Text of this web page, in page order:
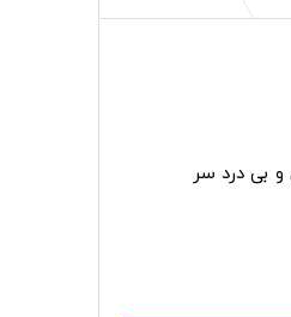
بی درد سر